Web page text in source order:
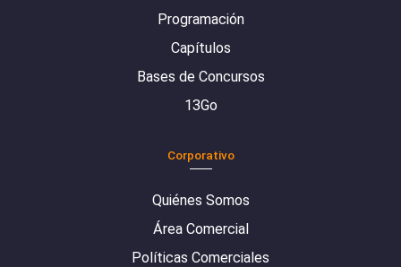
Programación
Capítulos
Bases de Concursos
13Go
Corporativo
Quiénes Somos
Área Comercial
Políticas Comerciales